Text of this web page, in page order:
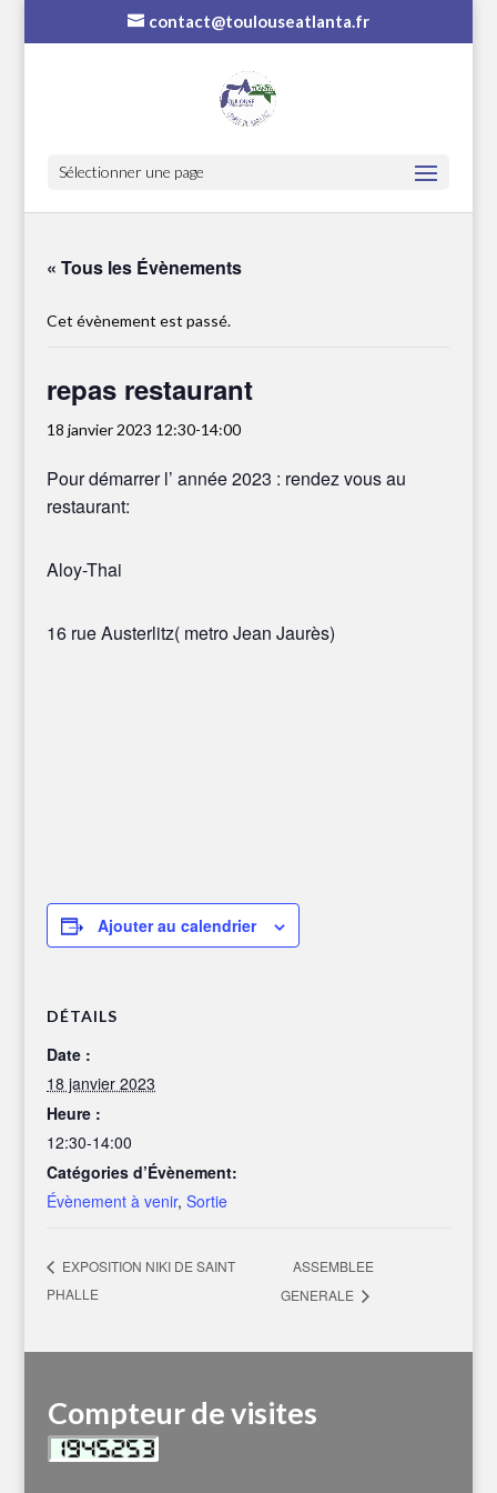
contact@toulouseatlanta.fr
Sélectionner une page
« Tous les Évènements
Cet évènement est passé.
repas restaurant
18 janvier 2023 12:30-14:00
Pour démarrer l’ année 2023 : rendez vous au
restaurant:
Aloy-Thai
16 rue Austerlitz( metro Jean Jaurès)
Ajouter au calendrier
DÉTAILS
Date :
18 janvier 2023
Heure :
12:30-14:00
Catégories d’Évènement:
Évènement à venir,Sortie
EXPOSITION NIKI DE SAINT
PHALLE
ASSEMBLEE
GENERALE
Compteur de visites